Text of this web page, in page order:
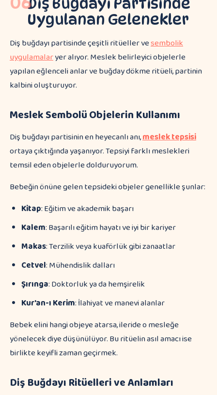
Uygulanan Gelenekler
Diş buğdayı partisinde çeşitli ritüeller vesembolik
uygulamalaryer alıyor. Meslek belirleyici objelerle
yapılan eğlenceli anlar ve buğday dökme ritüeli, partinin
kalbini oluşturuyor.
Meslek Sembolü Objelerin Kullanımı
Diş buğdayı partisinin en heyecanlı anı,meslek tepsisi
ortaya çıktığında yaşanıyor. Tepsiyi farklı meslekleri
temsil eden objelerle dolduruyorum.
Bebeğin önüne gelen tepsideki objeler genellikle şunlar:
Kitap: Eğitim ve akademik başarı
Kalem: Başarılı eğitim hayatı ve iyi bir kariyer
Makas: Terzilik veya kuaförlük gibi zanaatlar
Cetvel: Mühendislik dalları
Şırınga: Doktorluk ya da hemşirelik
Kur'an-ı Kerim: İlahiyat ve manevi alanlar
Bebek elini hangi objeye atarsa, ileride o mesleğe
yönelecek diye düşünülüyor. Bu ritüelin asıl amacı ise
birlikte keyifli zaman geçirmek.
Diş Buğdayı Ritüelleri ve Anlamları